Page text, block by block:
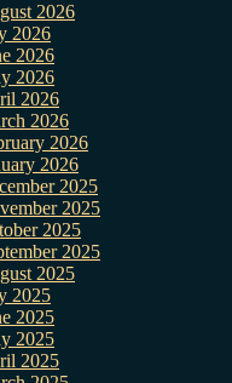
2026
2026
2026
2026
2026
2026
2026
2026
2025
2025
2025
2025
2025
2025
2025
2025
2025